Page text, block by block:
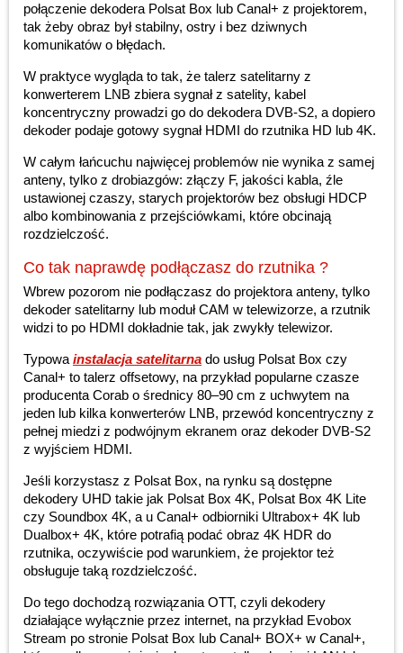
połączenie dekodera Polsat Box lub Canal+ z projektorem,
tak żeby obraz był stabilny, ostry i bez dziwnych
komunikatów o błędach.
W praktyce wygląda to tak, że talerz satelitarny z
konwerterem LNB zbiera sygnał z satelity, kabel
koncentryczny prowadzi go do dekodera DVB-S2, a dopiero
dekoder podaje gotowy sygnał HDMI do rzutnika HD lub 4K.
W całym łańcuchu najwięcej problemów nie wynika z samej
anteny, tylko z drobiazgów: złączy F, jakości kabla, źle
ustawionej czaszy, starych projektorów bez obsługi HDCP
albo kombinowania z przejściówkami, które obcinają
rozdzielczość.
Co tak naprawdę podłączasz do rzutnika ?
Wbrew pozorom nie podłączasz do projektora anteny, tylko
dekoder satelitarny lub moduł CAM w telewizorze, a rzutnik
widzi to po HDMI dokładnie tak, jak zwykły telewizor.
Typowa instalacja satelitarna do usług Polsat Box czy
Canal+ to talerz offsetowy, na przykład popularne czasze
producenta Corab o średnicy 80–90 cm z uchwytem na
jeden lub kilka konwerterów LNB, przewód koncentryczny z
pełnej miedzi z podwójnym ekranem oraz dekoder DVB-S2
z wyjściem HDMI.
Jeśli korzystasz z Polsat Box, na rynku są dostępne
dekodery UHD takie jak Polsat Box 4K, Polsat Box 4K Lite
czy Soundbox 4K, a u Canal+ odbiorniki Ultrabox+ 4K lub
Dualbox+ 4K, które potrafią podać obraz 4K HDR do
rzutnika, oczywiście pod warunkiem, że projektor też
obsługuje taką rozdzielczość.
Do tego dochodzą rozwiązania OTT, czyli dekodery
działające wyłącznie przez internet, na przykład Evobox
Stream po stronie Polsat Box lub Canal+ BOX+ w Canal+,